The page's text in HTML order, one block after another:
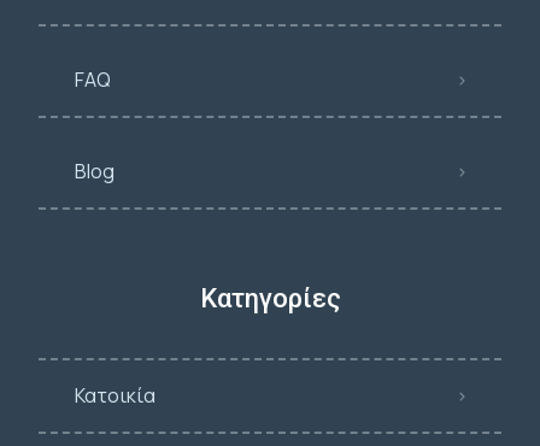
FAQ
Blog
Κατηγορίες
Κατοικία